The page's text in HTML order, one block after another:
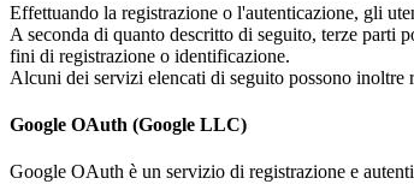
Effettuando la registrazione o l'autenticazione, gli
A seconda di quanto descritto di seguito, terze parti
fini di registrazione o identificazione.
Alcuni dei servizi elencati di seguito possono
Google OAuth (Google LLC)
Google OAuth è un servizio di registrazione e